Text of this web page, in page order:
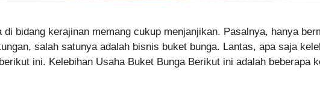
di bidang kerajinan memang cukup menjanjikan. Pasalnya, hanya
salah satunya adalah bisnis buket bunga. Lantas, apa saja
ini. Kelebihan Usaha Buket Bunga Berikut ini adalah beberapa